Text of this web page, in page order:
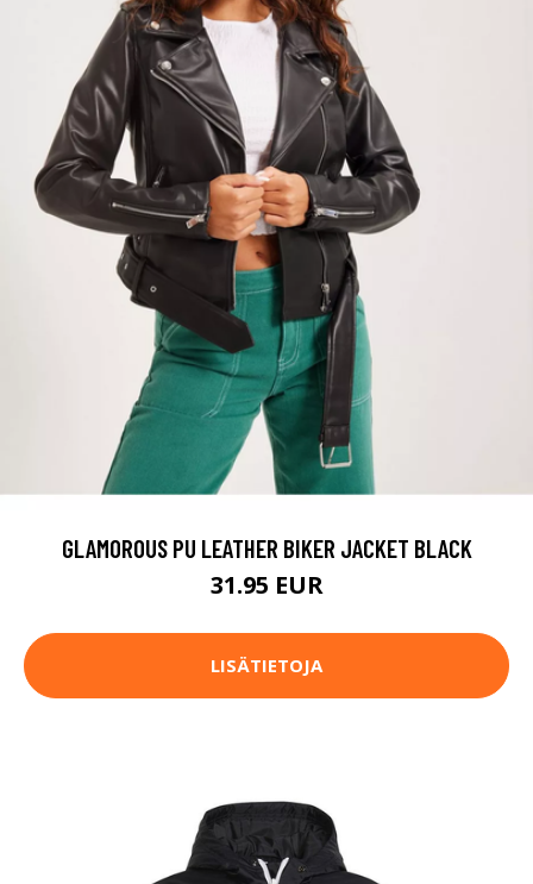
GLAMOROUS PU LEATHER BIKER JACKET BLACK
31.95 EUR
LISÄTIETOJA